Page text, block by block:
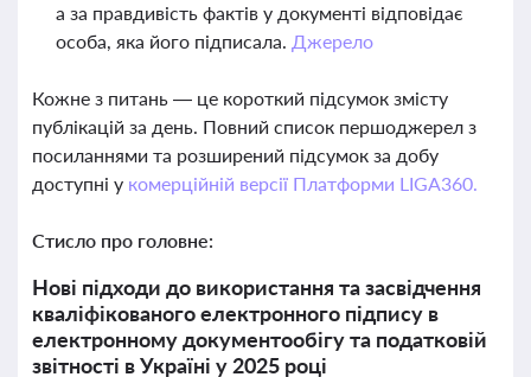
а за правдивість фактів у документі відповідає
особа, яка його підписала. Джерело
Кожне з питань — це короткий підсумок змісту
публікацій за день. Повний список першоджерел з
посиланнями та розширений підсумок за добу
доступні у комерційній версії Платформи LIGA360.
Стисло про головне:
Нові підходи до використання та засвідчення
кваліфікованого електронного підпису в
електронному документообігу та податковій
звітності в Україні у 2025 році